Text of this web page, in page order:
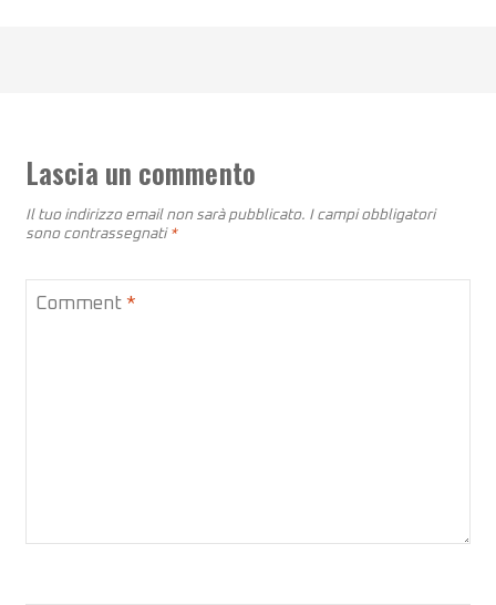
Lascia un commento
Il tuo indirizzo email non sarà pubblicato. I campi obbligatori
sono contrassegnati *
Comment *